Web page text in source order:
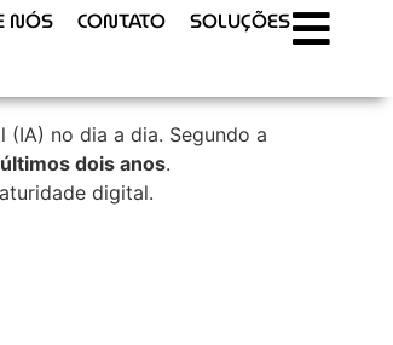
NÓS CONTATO SOLUÇÕES
no dia a dia. Segundo a
dois anos.
digital.